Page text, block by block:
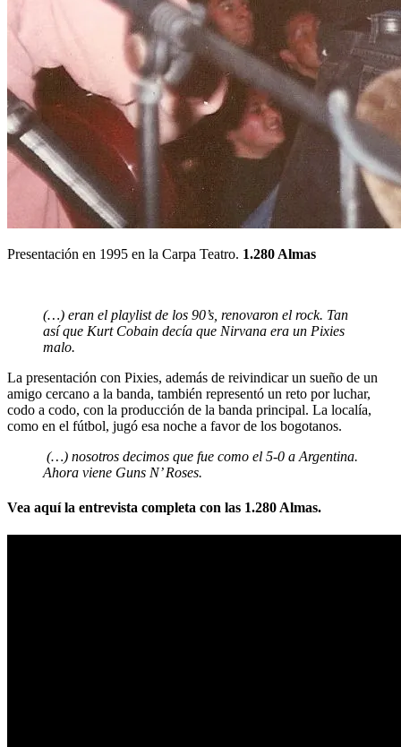
Presentación en 1995 en la Carpa Teatro. 1.280 Almas
(…) eran el playlist de los 90’s, renovaron el rock. Tan
así que Kurt Cobain decía que Nirvana era un Pixies
malo.
La presentación con Pixies, además de reivindicar un sueño de un
amigo cercano a la banda, también representó un reto por luchar,
codo a codo, con la producción de la banda principal. La localía,
como en el fútbol, jugó esa noche a favor de los bogotanos.
(…) nosotros decimos que fue como el 5-0 a Argentina.
Ahora viene Guns N’ Roses.
Vea aquí la entrevista completa con las 1.280 Almas.